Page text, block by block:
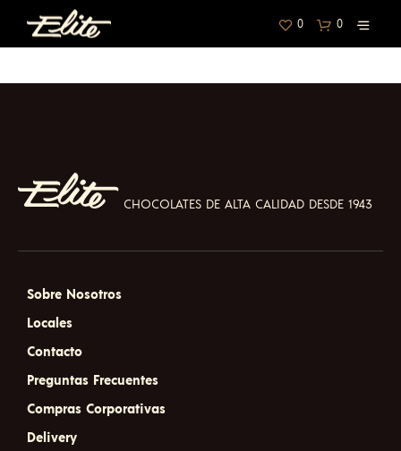
0 0
CHOCOLATES DE ALTA CALIDAD DESDE 1943
Sobre Nosotros
Locales
Contacto
Preguntas Frecuentes
Compras Corporativas
Delivery